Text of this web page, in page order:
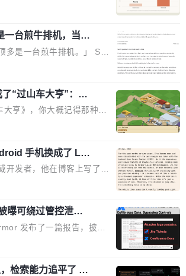
环，AI 调用工具、拿到结
历史中。一个复杂任务可
，每轮的工具结果（页面
件内容）动辄几千 token
次增加，消息历史不断膨
模型的上下文窗口上限。
直接报错，要么模型开
计划上将默认启用自动
这个决定背后，是两组让
组：人类审批到底有多不靠
名付费用户中做了一项
抓到了 13.6% 的危险命
89%。自动模式拦截了 8
指令，人类只拦截了 6 条
更令人担忧的是，随着会
从早期的约 17% 下降到
会疲劳，机器不会。 第
？在 5-6 月标记的...
一台煎牛排机，当不
多是一台煎牛排机。」 Ser
博客，把 AI 辅助编程比作
把肉扔进锅里弄熟，但要
，需要真正的理解。机器
模化产出，但它不知道你
除非你把想法翻译成明确
论点很简单：AI 让你更
它能自动化重复劳动、生成
但它经常自信地给出错误
上面放了一枝百里香，然
」 判断力仍然是不可替代
什么是好，不能决定哪些
不出来什么时候结果在技
“过山车大亨”：一
工厂
大亨》，你大概记得那种俯
里走来走去，游乐设施运
视下运行。现在想象同样
过山车，而是一座完整的
是 Chip Tycoon。 一个黄
圆，穿过 20 栋建筑，从
的芯片。晶圆在每一站都
化——长晶体、抛光、涂光
、铜互联。公园中央是一
制造需要把光刻流程重复
。动画里简化为 4 圈。 整
文件。没有构建步骤，没
手机换成了 Lin
”
开发者，他在博客上写了一
：《I'm switching my phon
》。 他的核心论点很简
Open Source Project）
死了，而是作为一个真正
把越来越多的核心功
源的 Google Play Service
码被厂商锁死，你能看到
可绕过管控泄露 J
数据，厂商两个月没
发布了一篇报告，披露
Rovo 存在严重的数据泄
通过 indirect prompt inject
窃取整个 Atlassian 租户内
检索能力追平了 G